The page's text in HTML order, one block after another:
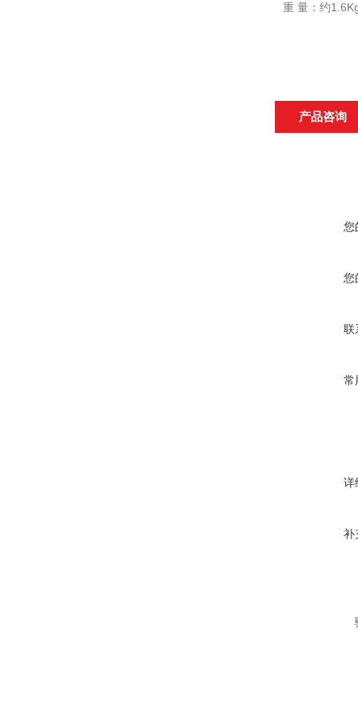
重 量：约
产品咨询
您
您
联
常
详
补